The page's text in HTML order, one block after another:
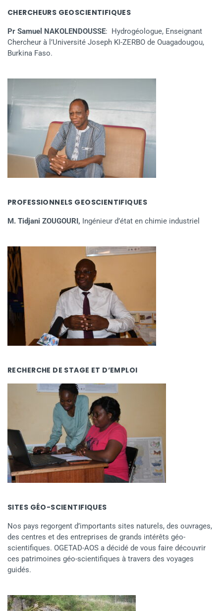
CHERCHEURS GEOSCIENTIFIQUES
Pr Samuel NAKOLENDOUSSE: Hydrogéologue, Enseignant
Chercheur à l’Université Joseph KI-ZERBO de Ouagadougou,
Burkina Faso.
PROFESSIONNELS GEOSCIENTIFIQUES
M. Tidjani ZOUGOURI, Ingénieur d’état en chimie industriel
RECHERCHE DE STAGE ET D’EMPLOI
SITES GÉO-SCIENTIFIQUES
Nos pays regorgent d’importants sites naturels, des ouvrages,
des centres et des entreprises de grands intérêts géo-
scientifiques. OGETAD-AOS a décidé de vous faire découvrir
ces patrimoines géo-scientifiques à travers des voyages
guidés.